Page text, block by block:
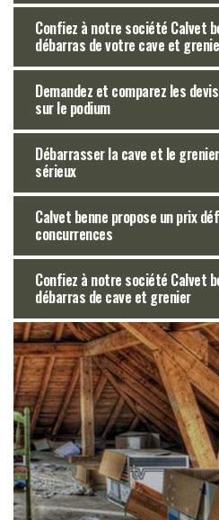
Confiez à notre société Calvet
débarras de votre cave et
Demandez et comparez les
sur le podium
Débarrasser la cave et le
sérieux
Calvet benne propose un prix
concurrences
Confiez à notre société Calvet
débarras de cave et grenier